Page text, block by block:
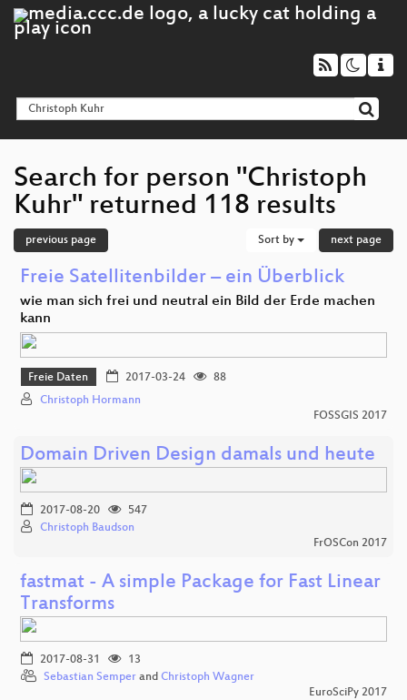
Search for person "Christoph
Kuhr" returned 118 results
previous page Sort by next page
Freie Satellitenbilder – ein Überblick
wie man sich frei und neutral ein Bild der Erde machen
kann
Freie Daten 2017-03-24
88
Christoph Hormann
FOSSGIS 2017
Domain Driven Design damals und heute
2017-08-20
547
Christoph Baudson
FrOSCon 2017
fastmat - A simple Package for Fast Linear
Transforms
2017-08-31
13
Sebastian Semper and Christoph Wagner
EuroSciPy 2017